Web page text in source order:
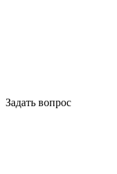
Задать вопрос